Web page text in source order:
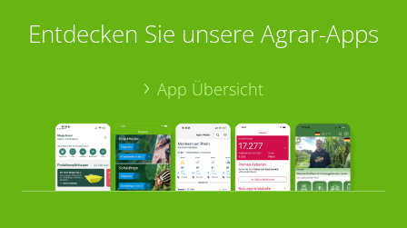
Entdecken Sie unsere Agrar-Apps
App Übersicht